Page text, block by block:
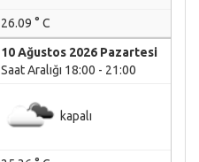
26.09 ° C
10 Ağustos 2026 Pazartesi
Saat Aralığı 18:00 - 21:00
kapalı